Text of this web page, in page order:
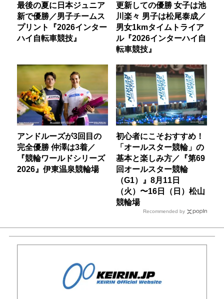
最後の夏に日本ジュニア
新で優勝／男子チームス
プリント『2026インター
ハイ自転車競技』
更新しての優勝 女子は池
川楽々 男子は松尾泰成／
男女1kmタイムトライア
ル『2026インターハイ自
転車競技』
アンドルーズが3回目の
完全優勝 仲澤は3着／
『競輪ワールドシリーズ
2026』伊東温泉競輪場
初心者にこそおすすめ！
「オールスター競輪」の
基本と楽しみ方／『第69
回オールスター競輪
（G1）』8月11日
（火）〜16日（日）松山
競輪場
Recommended by